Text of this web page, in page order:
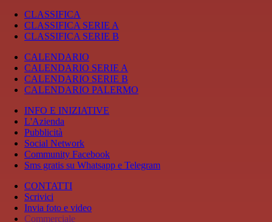
CLASSIFICA
CLASSIFICA SERIE A
CLASSIFICA SERIE B
CALENDARIO
CALENDARIO SERIE A
CALENDARIO SERIE B
CALENDARIO PALERMO
INFO E INIZIATIVE
L'Azienda
Pubblicità
Social Network
Community Facebook
Sms gratis su Whatsapp e Telegram
CONTATTI
Scrivici
Invia foto e video
Commerciale